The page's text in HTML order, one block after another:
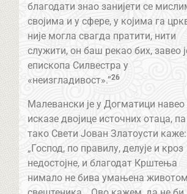
благодати знао занијети се
својима и у сфере, у којима га
није могла свагда пратити, нити
служити, он баш рекао бих, завео
епископа Силвестра у
«неизгладивост».”26
Малевански је у Догматици навео
исказе двојице источних отаца, па
тако Свети Јован Златоусти каже:
„Господ, по правилу, делује и кроз
недостојне, и благодат Крштења
нимало не бива умањена животом